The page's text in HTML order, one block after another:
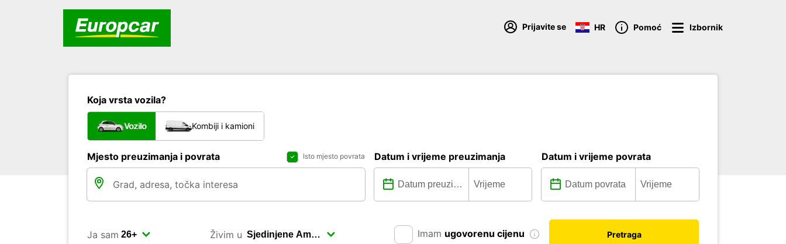
Prijavite se HR Pomoć Izbornik
Koja vrsta vozila?
Vozilo Kombiji i kamioni
Mjesto preuzimanja i povrata Isto mjesto povrata Datum i vrijeme preuzimanja Datum i vrijeme povrata
Ja sam Živim u Imam ugovorenu cijenu Pretraga